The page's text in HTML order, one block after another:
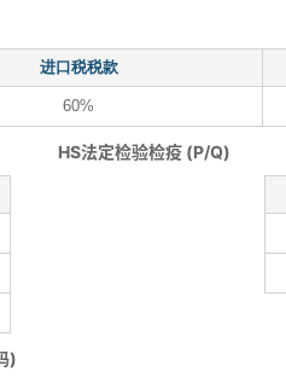
进口税税款
60%
HS法定检验检疫 (P/Q)
)